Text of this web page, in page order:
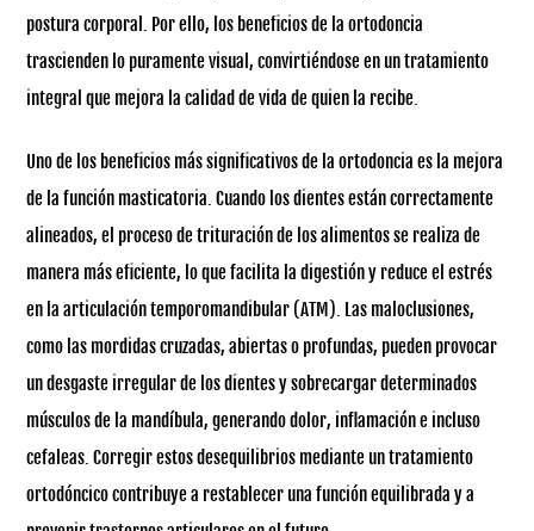
postura corporal. Por ello, los beneficios de la ortodoncia
trascienden lo puramente visual, convirtiéndose en un tratamiento
integral que mejora la calidad de vida de quien la recibe.
Uno de los beneficios más significativos de la ortodoncia es la mejora
de la función masticatoria. Cuando los dientes están correctamente
alineados, el proceso de trituración de los alimentos se realiza de
manera más eficiente, lo que facilita la digestión y reduce el estrés
en la articulación temporomandibular (ATM). Las maloclusiones,
como las mordidas cruzadas, abiertas o profundas, pueden provocar
un desgaste irregular de los dientes y sobrecargar determinados
músculos de la mandíbula, generando dolor, inflamación e incluso
cefaleas. Corregir estos desequilibrios mediante un tratamiento
ortodóncico contribuye a restablecer una función equilibrada y a